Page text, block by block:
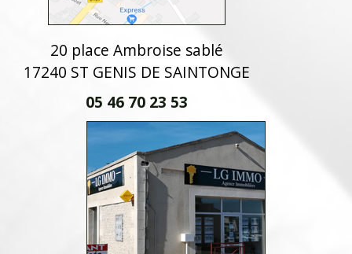
20 place Ambroise sablé
17240 ST GENIS DE SAINTONGE
05 46 70 23 53